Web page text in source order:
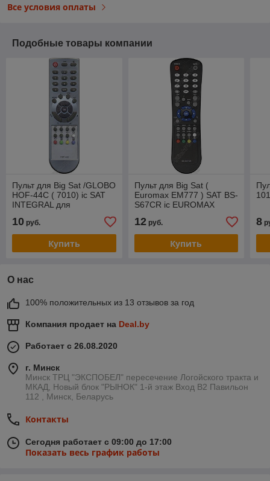
Все условия оплаты
Подобные товары компании
Пульт для Big Sat /GLOBO
HOF-44C ( 7010) ic SAT
INTEGRAL для
10 руб.
Купить
Пульт для Big Sat (
Euromax EM777 ) SAT BS-
S67CR ic EUROMAX
12руб.
Купить
8
О нас
100% положительных из 13 отзывов за год
Компания продает на Deal.by
Работает с 26.08.2020
г. Минск
Минск ТРЦ "ЭКСПОБЕЛ" пересечение Логойского тракта и
МКАД, Новый блок "РЫНОК" 1-й этаж Вход B2 Павильон
112 , Минск, Беларусь
Контакты
Сегодня работает с 09:00 до 17:00
Показать весь график работы